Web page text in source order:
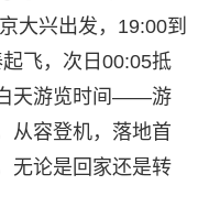
大兴出发，19:00到
飞，次日00:05抵
天游览时间——游
从容登机，落地首
无论是回家还是转